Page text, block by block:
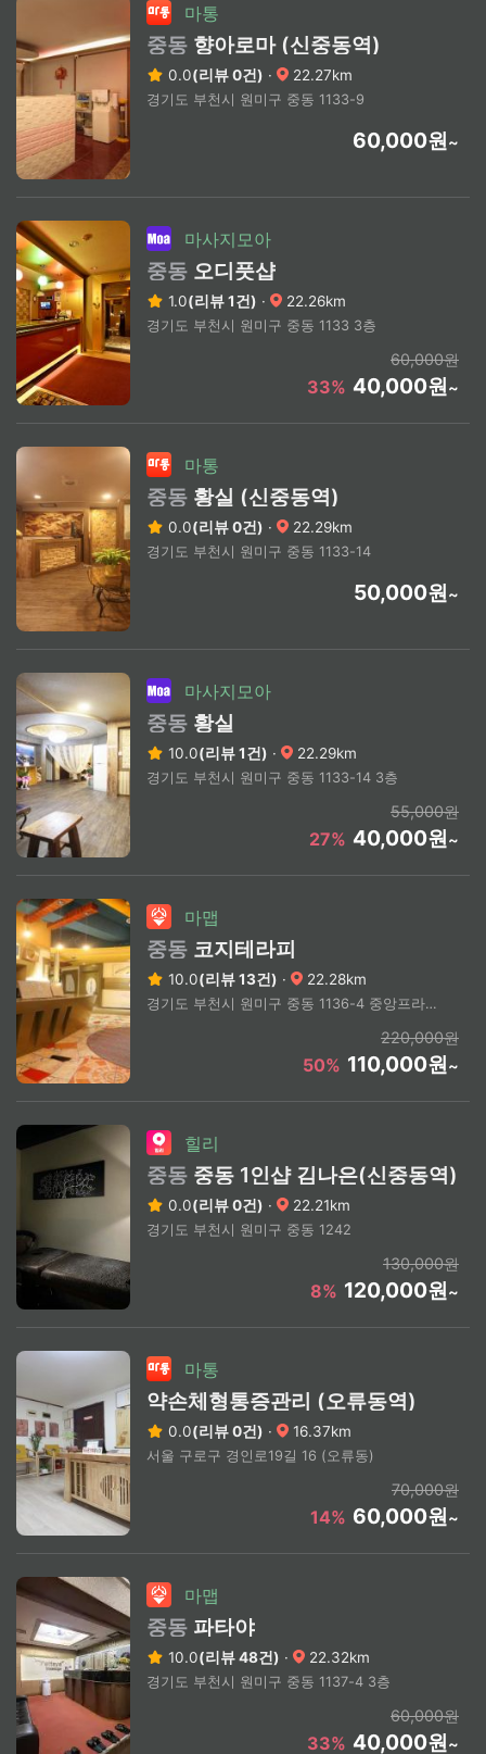
마통
중동 향아로마 (신중동역)
0.0(리뷰 0건) · 22.27km
경기도 부천시 원미구 중동 1133-9
60,000원~
마사지모아
중동 오디풋샵
1.0(리뷰 1건) · 22.26km
경기도 부천시 원미구 중동 1133 3층
60,000원
33% 40,000원~
마통
중동 황실 (신중동역)
0.0(리뷰 0건) · 22.29km
경기도 부천시 원미구 중동 1133-14
50,000원~
마사지모아
중동 황실
10.0(리뷰 1건) · 22.29km
경기도 부천시 원미구 중동 1133-14 3층
55,000원
27% 40,000원~
마맵
중동 코지테라피
10.0(리뷰 13건) · 22.28km
경기도 부천시 원미구 중동 1136-4 중앙프라자 2차 202호
220,000원
50% 110,000원~
힐리
중동 중동 1인샵 김나은(신중동역)
0.0(리뷰 0건) · 22.21km
경기도 부천시 원미구 중동 1242
130,000원
8% 120,000원~
마통
약손체형통증관리 (오류동역)
0.0(리뷰 0건) · 16.37km
서울 구로구 경인로19길 16 (오류동)
70,000원
14% 60,000원~
마맵
중동 파타야
10.0(리뷰 48건) · 22.32km
경기도 부천시 원미구 중동 1137-4 3층
60,000원
33% 40,000원~